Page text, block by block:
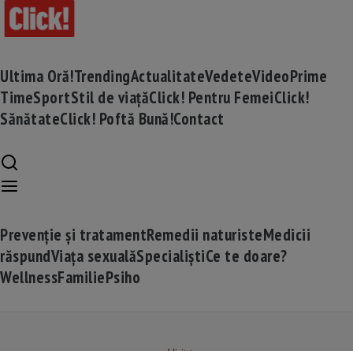
Ultima Oră!TrendingActualitateVedeteVideoPrime
TimeSportStil de viațăClick! Pentru FemeiClick!
SănătateClick! Poftă Bună!Contact
Prevenție și tratamentRemedii naturisteMedicii
răspundViața sexualăSpecialiștiCe te doare?
WellnessFamiliePsiho